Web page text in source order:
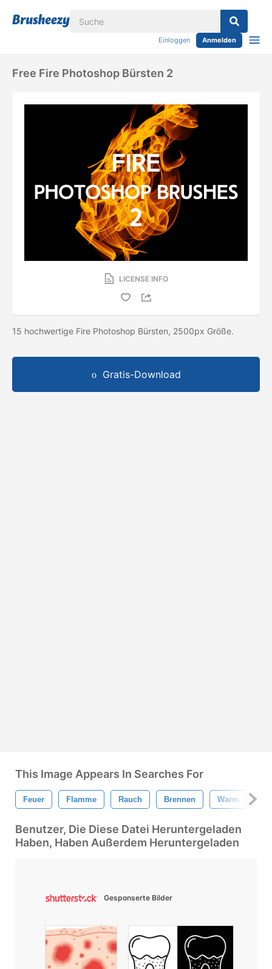
Einloggen Anmelden
Free Fire Photoshop Bürsten 2
LICENSE INFO
15 hochwertige Fire Photoshop Bürsten, 2500px Größe.
Gratis-Download
This Image Appears In Searches For
Feuer Flamme Rauch Brennen Warm
Benutzer, Die Diese Datei Heruntergeladen
Haben, Haben Außerdem Heruntergeladen
Gesponserte Bilder